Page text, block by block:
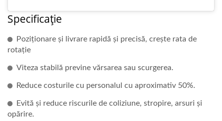
Specificație
Poziționare și livrare rapidă și precisă, crește rata de
rotație
Viteza stabilă previne vărsarea sau scurgerea.
Reduce costurile cu personalul cu aproximativ 50%.
Evită și reduce riscurile de coliziune, stropire, arsuri și
opărire.